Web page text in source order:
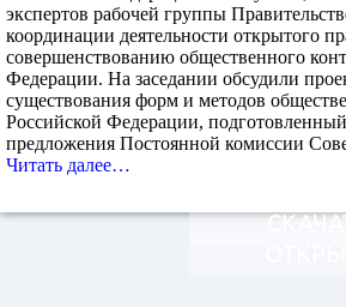
экспертов рабочей группы
координации деятельности открытого
совершенствованию общественного
Федерации. На заседании обсудили
существования форм и методов
Российской Федерации,
предложения Постоянной комиссии
Читать далее…